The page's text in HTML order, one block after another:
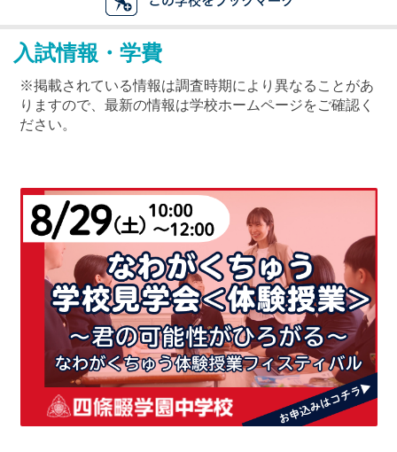
親和中学校
ブックマークした学校
ブックマークした学校はありません
入試情報・学費
※掲載されている情報は調査時期により異なることがあ
りますので、最新の情報は学校ホームページをご確認く
ださい。